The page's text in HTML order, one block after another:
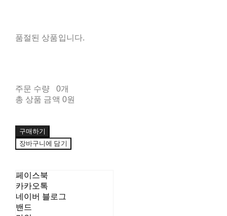
품절된 상품입니다.
주문 수량
0개
총 상품 금액 0원
구매하기
장바구니에 담기
페이스북
카카오톡
네이버 블로그
밴드